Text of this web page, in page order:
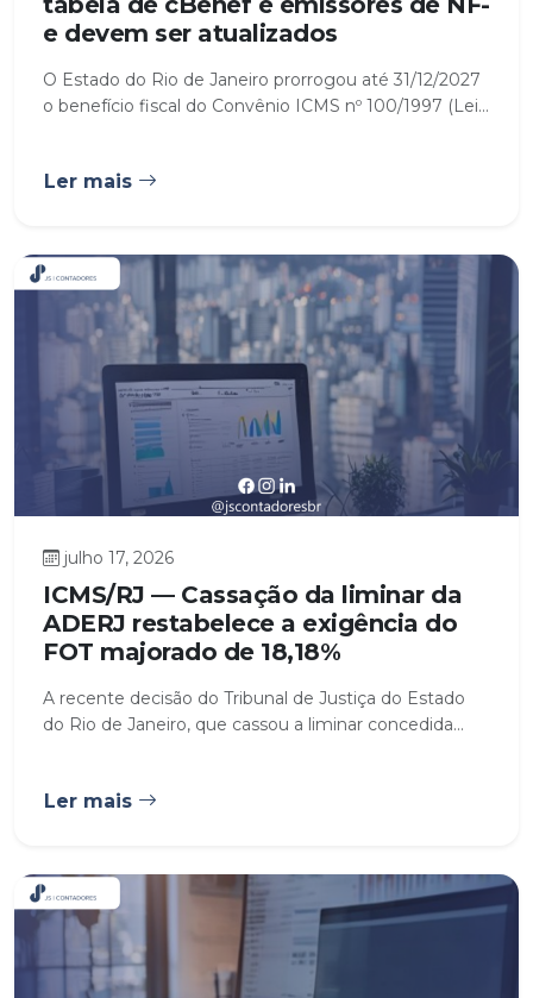
e devem ser atualizados
O Estado do Rio de Janeiro prorrogou até 31/12/2027
o benefício fiscal do Convênio ICMS nº 100/1997 (Lei...
Ler mais
julho 17, 2026
ICMS/RJ — Cassação da liminar da
ADERJ restabelece a exigência do
FOT majorado de 18,18%
A recente decisão do Tribunal de Justiça do Estado
do Rio de Janeiro, que cassou a liminar concedida...
Ler mais